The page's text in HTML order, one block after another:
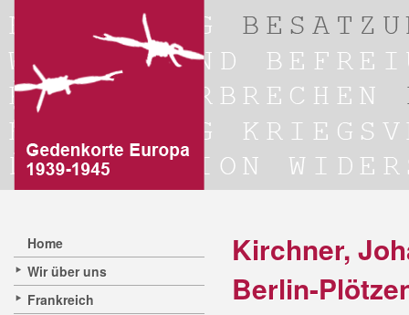
Home
Wir über uns
Frankreich
Kirchner,
Berlin-